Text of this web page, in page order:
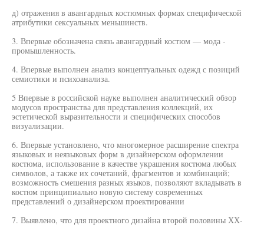
д) отражения в авангардных костюмных формах специфической
атрибутики сексуальных меньшинств.
3. Впервые обозначена связь авангардный костюм — мода -
промышленность.
4. Впервые выполнен анализ концептуальных одежд с позиций
семиотики и психоанализа.
5 Впервые в российской науке выполнен аналитический обзор
модусов пространства для представления коллекций, их
эстетической выразительности и специфических способов
визуализации.
6. Впервые установлено, что многомерное расширение спектра
языковых и неязыковых форм в дизайнерском оформлении
костюма, использование в качестве украшения костюма любых
символов, а также их сочетаний, фрагментов и комбинаций;
возможность смешения разных языков, позволяют вкладывать в
костюм принципиально новую систему современных
представлений о дизайнерском проектировании
7. Выявлено, что для проектного дизайна второй половины ХХ-